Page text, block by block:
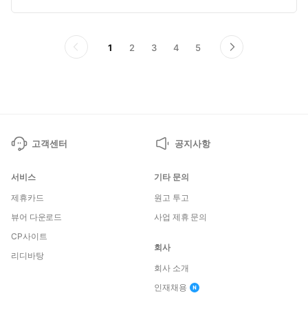
1페
2페
3페
4페
5페
다
고객센터 공지사항
서비스
제휴카드
뷰어 다운로드
CP사이트
리디바탕
기타 문의
원고 투고
사업 제휴 문의
회사
회사 소개
인재채용